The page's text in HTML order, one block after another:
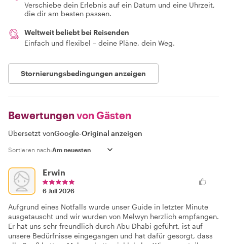
Verschiebe dein Erlebnis auf ein Datum und eine Uhrzeit,
die dir am besten passen.
Weltweit beliebt bei Reisenden
Einfach und flexibel – deine Pläne, dein Weg.
Stornierungsbedingungen anzeigen
Bewertungen von Gästen
Übersetzt vonGoogle-Original anzeigen
Sortieren nach:
Erwin
6 Juli 2026
Aufgrund eines Notfalls wurde unser Guide in letzter Minute
ausgetauscht und wir wurden von Melwyn herzlich empfangen.
Er hat uns sehr freundlich durch Abu Dhabi geführt, ist auf
unsere Bedürfnisse eingegangen und hat dafür gesorgt, dass